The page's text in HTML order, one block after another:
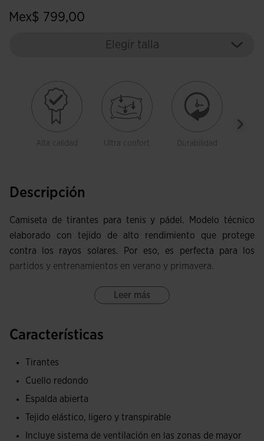
Mex$ 799,00
Elegir talla
Alta calidad Ultra confort Durabilidad
Descripción
Camiseta de tirantes para tenis y pádel. Modelo técnico
elaborado con tejido de alto rendimiento que protege
contra los rayos solares. Por eso, es perfecta para los
partidos y entrenamientos en verano y primavera.
Incorpora cuello redondo y tirantes anchos. Provista de
corte láser evitan las rozaduras en la piel y elevan el
Esta camiseta súper ligera está elaborada con tejido del
alto rendimiento, muy ligero, transpirable y elástico para
facilitar la libertad de movimiento. Además, cuenta con
Leer más
Características
Tirantes
Cuello redondo
Espalda abierta
Tejido elástico, ligero y transpirable
Incluye sistema de ventilación en las zonas de mayor